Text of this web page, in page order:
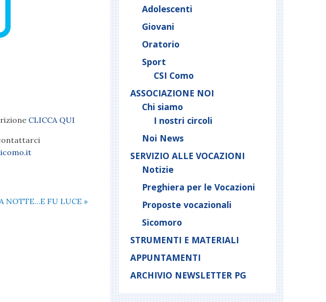
CLICCA QUI
NOTTE…E FU LUCE »
Adolescenti
Giovani
Oratorio
Sport
CSI Como
ASSOCIAZIONE NOI
Chi siamo
I nostri circoli
Noi News
SERVIZIO ALLE VOCAZIONI
Notizie
Preghiera per le Vocazioni
Proposte vocazionali
Sicomoro
STRUMENTI E MATERIALI
APPUNTAMENTI
ARCHIVIO NEWSLETTER PG